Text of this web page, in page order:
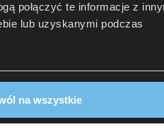
połączyć te informacje z
lub uzyskanymi podczas
na wszystkie
rabat!